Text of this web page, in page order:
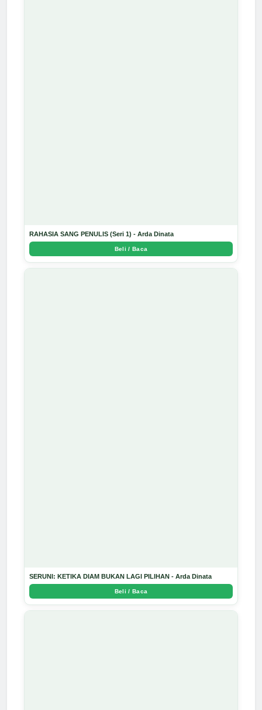
RAHASIA SANG PENULIS (Seri 1) - Arda Dinata
Beli / Baca
SERUNI: KETIKA DIAM BUKAN LAGI PILIHAN - Arda Dinata
Beli / Baca